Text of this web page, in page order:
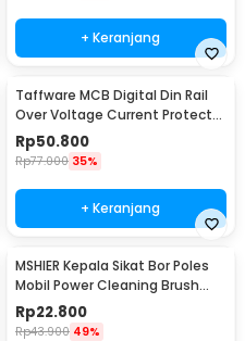
+ Keranjang
Taffware MCB Digital Din Rail
Over Voltage Current Protector
220V 40A - VAP-2P
Rp50.800
Rp77.000 35%
+ Keranjang
MSHIER Kepala Sikat Bor Poles
Mobil Power Cleaning Brush
Head 3 PCS - DB003B
Rp22.800
Rp43.900 49%